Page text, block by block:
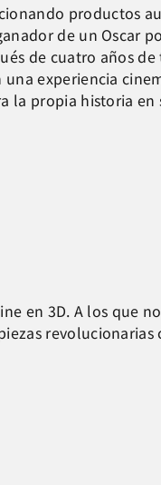
productos
de un Oscar
de cuatro años
una experiencia
la propia historia
en 3D. A los que
revolucionarias